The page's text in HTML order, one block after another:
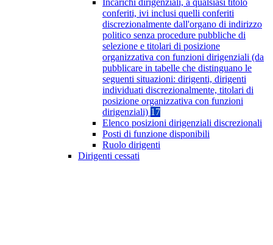
Incarichi dirigenziali, a qualsiasi titolo
conferiti, ivi inclusi quelli conferiti
discrezionalmente dall'organo di indirizzo
politico senza procedure pubbliche di
selezione e titolari di posizione
organizzativa con funzioni dirigenziali (da
pubblicare in tabelle che distinguano le
seguenti situazioni: dirigenti, dirigenti
individuati discrezionalmente, titolari di
posizione organizzativa con funzioni
dirigenziali) 17
Elenco posizioni dirigenziali discrezionali
Posti di funzione disponibili
Ruolo dirigenti
Dirigenti cessati